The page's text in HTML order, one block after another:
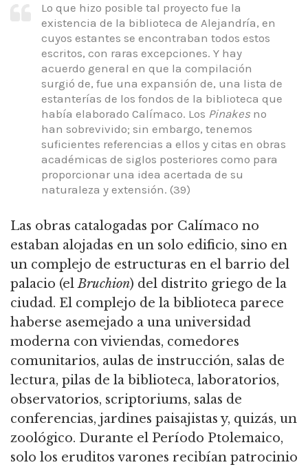
Lo que hizo posible tal proyecto fue la
existencia de la biblioteca de Alejandría, en
cuyos estantes se encontraban todos estos
escritos, con raras excepciones. Y hay
acuerdo general en que la compilación
surgió de, fue una expansión de, una lista de
estanterías de los fondos de la biblioteca que
había elaborado Calímaco. Los Pinakes no
han sobrevivido; sin embargo, tenemos
suficientes referencias a ellos y citas en obras
académicas de siglos posteriores como para
proporcionar una idea acertada de su
naturaleza y extensión. (39)
Las obras catalogadas por Calímaco no
estaban alojadas en un solo edificio, sino en
un complejo de estructuras en el barrio del
palacio (elBruchion) del distrito griego de la
ciudad. El complejo de la biblioteca parece
haberse asemejado a una universidad
moderna con viviendas, comedores
comunitarios, aulas de instrucción, salas de
lectura, pilas de la biblioteca, laboratorios,
observatorios, scriptoriums, salas de
conferencias, jardines paisajistas y, quizás, un
zoológico. Durante el Período Ptolemaico,
solo los eruditos varones recibían patrocinio